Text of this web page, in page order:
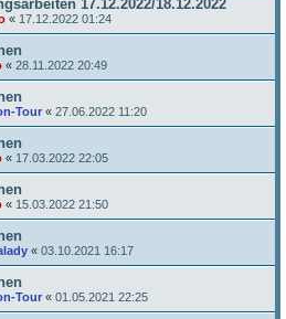
17.12.2022/18.12.2022
« 17.12.2022 01:24
« 28.11.2022 20:49
Tour « 27.06.2022 11:20
« 17.03.2022 22:05
« 15.03.2022 21:50
« 03.10.2021 16:17
Tour « 01.05.2021 22:25